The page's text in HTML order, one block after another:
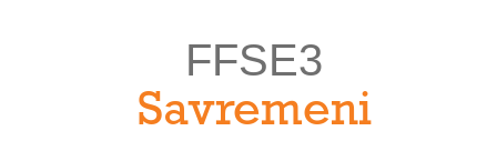
FFSE3
Savremeni